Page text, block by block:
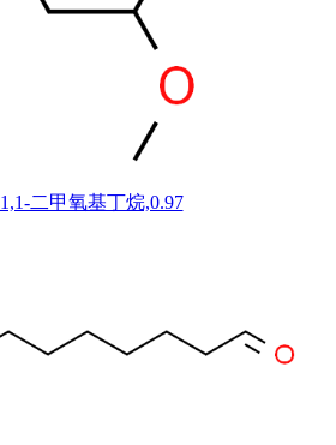
1,1-二甲氧基丁烷,0.97